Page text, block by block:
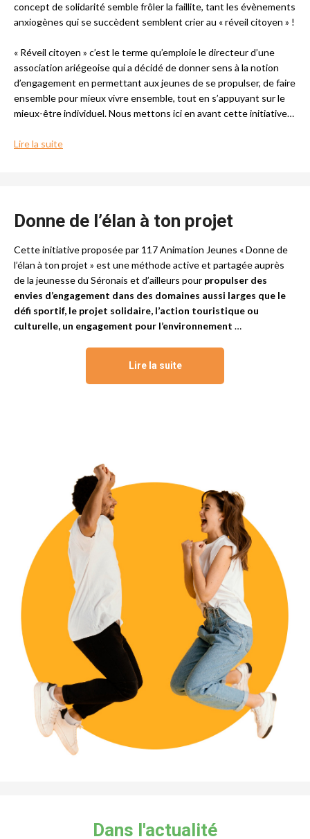
concept de solidarité semble frôler la faillite, tant les évènements
anxiogènes qui se succèdent semblent crier au « réveil citoyen » !
« Réveil citoyen » c’est le terme qu’emploie le directeur d’une
association ariégeoise qui a décidé de donner sens à la notion
d’engagement en permettant aux jeunes de se propulser, de faire
ensemble pour mieux vivre ensemble, tout en s’appuyant sur le
mieux-être individuel. Nous mettons ici en avant cette initiative…
Lire la suite
Donne de l’élan à ton projet
Cette initiative proposée par 117 Animation Jeunes « Donne de
l’élan à ton projet » est une méthode active et partagée auprès
de la jeunesse du Séronais et d’ailleurs pour propulser des
envies d’engagement dans des domaines aussi larges que le
défi sportif, le projet solidaire, l’action touristique ou
culturelle, un engagement pour l’environnement …
Lire la suite
Dans l'actualité